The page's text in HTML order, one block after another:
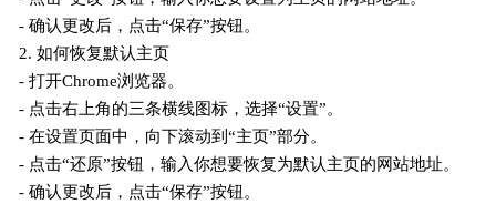
- 确认更改后，点击“保存”按钮。
2. 如何恢复默认主页
- 打开Chrome浏览器。
- 点击右上角的三条横线图标，选择“设置”。
- 在设置页面中，向下滚动到“主页”部分。
- 点击“还原”按钮，输入你想要恢复为默认主页的网站地址。
- 确认更改后，点击“保存”按钮。